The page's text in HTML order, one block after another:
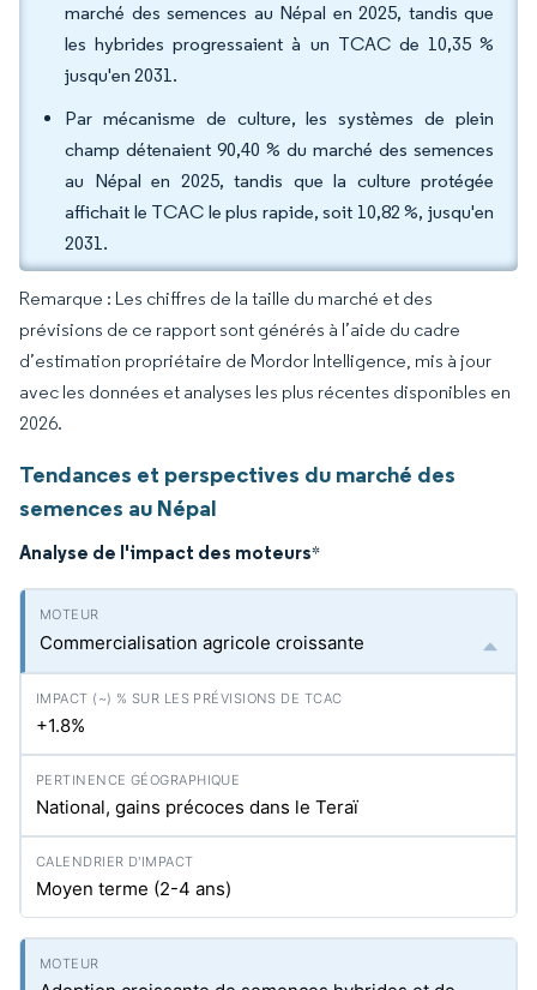
marché des semences au Népal en 2025, tandis que
les hybrides progressaient à un TCAC de 10,35 %
jusqu'en 2031.
Par mécanisme de culture, les systèmes de plein
champ détenaient 90,40 % du marché des semences
au Népal en 2025, tandis que la culture protégée
affichait le TCAC le plus rapide, soit 10,82 %, jusqu'en
2031.
Remarque : Les chiffres de la taille du marché et des
prévisions de ce rapport sont générés à l’aide du cadre
d’estimation propriétaire de Mordor Intelligence, mis à jour
avec les données et analyses les plus récentes disponibles en
2026.
Tendances et perspectives du marché des
semences au Népal
Analyse de l'impact des moteurs*
Commercialisation agricole croissante
+1.8%
National, gains précoces dans le Teraï
Moyen terme (2-4 ans)